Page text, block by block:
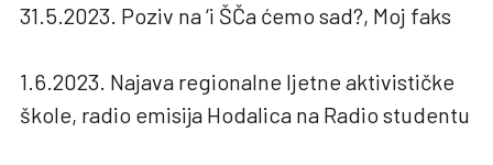
31.5.2023. Poziv na ‘i ŠČa ćemo sad?, Moj faks
1.6.2023. Najava regionalne ljetne aktivističke
škole, radio emisija Hodalica na Radio studentu